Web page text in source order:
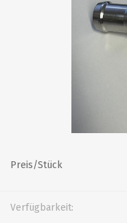
Preis/Stück
Verfügbarkeit: